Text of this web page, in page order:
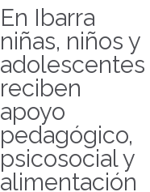
En Ibarra
niñas, niños y
adolescentes
reciben
apoyo
pedagógico,
psicosocial y
alimentación